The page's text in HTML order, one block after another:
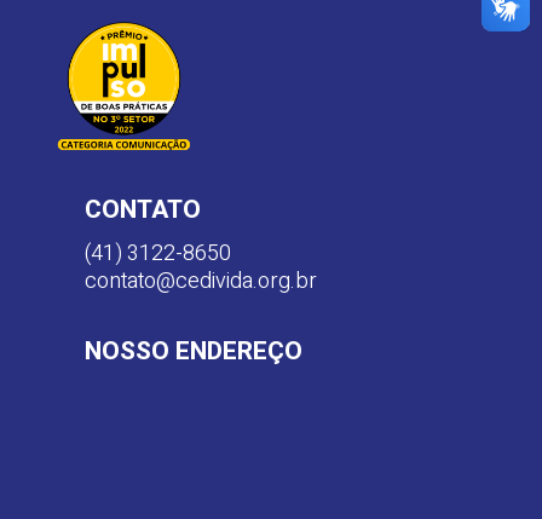
CONTATO
(41) 3122-8650
contato@cedivida.org.br
NOSSO ENDEREÇO